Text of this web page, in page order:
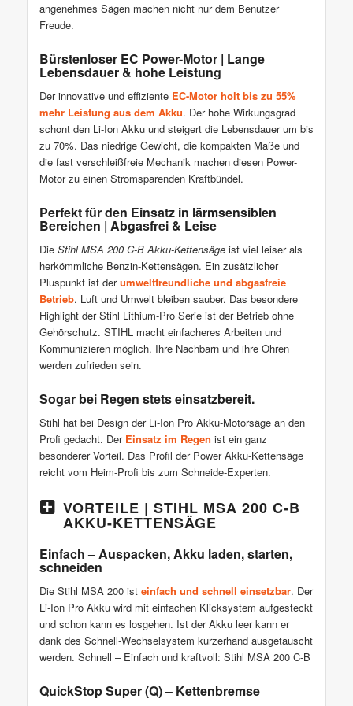
angenehmes Sägen machen nicht nur dem Benutzer
Freude.
Bürstenloser EC Power-Motor | Lange
Lebensdauer & hohe Leistung
Der innovative und effiziente EC-Motor holt bis zu 55%
mehr Leistung aus dem Akku. Der hohe Wirkungsgrad
schont den Li-Ion Akku und steigert die Lebensdauer um bis
zu 70%. Das niedrige Gewicht, die kompakten Maße und
die fast verschleißfreie Mechanik machen diesen Power-
Motor zu einen Stromsparenden Kraftbündel.
Perfekt für den Einsatz in lärmsensiblen
Bereichen | Abgasfrei & Leise
Die Stihl MSA 200 C-B Akku-Kettensägeist viel leiser als
herkömmliche Benzin-Kettensägen. Ein zusätzlicher
Pluspunkt ist derumweltfreundliche und abgasfreie
Betrieb. Luft und Umwelt bleiben sauber. Das besondere
Highlight der Stihl Lithium-Pro Serie ist der Betrieb ohne
Gehörschutz. STIHL macht einfacheres Arbeiten und
Kommunizieren möglich. Ihre Nachbarn und ihre Ohren
werden zufrieden sein.
Sogar bei Regen stets einsatzbereit.
Stihl hat bei Design der Li-Ion Pro Akku-Motorsäge an den
Profi gedacht. Der Einsatz im Regen ist ein ganz
besonderer Vorteil. Das Profil der Power Akku-Kettensäge
reicht vom Heim-Profi bis zum Schneide-Experten.
VORTEILE | STIHL MSA 200 C-B
AKKU-KETTENSÄGE
Einfach – Auspacken, Akku laden, starten,
schneiden
Die Stihl MSA 200 ist einfach und schnell einsetzbar. Der
Li-Ion Pro Akku wird mit einfachen Klicksystem aufgesteckt
und schon kann es losgehen. Ist der Akku leer kann er
dank des Schnell-Wechselsystem kurzerhand ausgetauscht
werden. Schnell – Einfach und kraftvoll: Stihl MSA 200 C-B
QuickStop Super (Q) – Kettenbremse